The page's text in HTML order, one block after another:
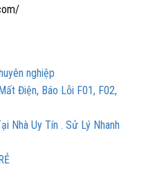
nghiệp
Điện, Báo Lỗi F01, F02,
Nhà Uy Tín . Sử Lý Nhanh